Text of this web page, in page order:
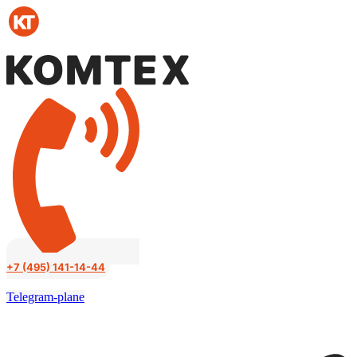
Перейти
к
содержимому
+7 (495) 141-14-44
Telegram-plane